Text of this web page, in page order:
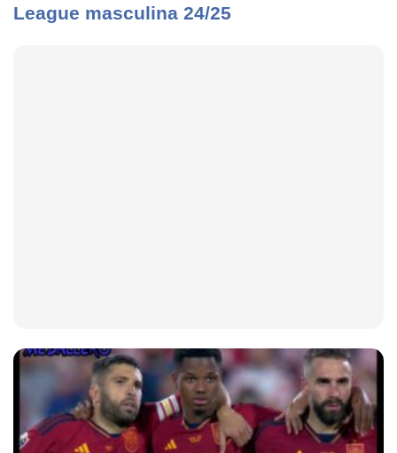
League masculina 24/25